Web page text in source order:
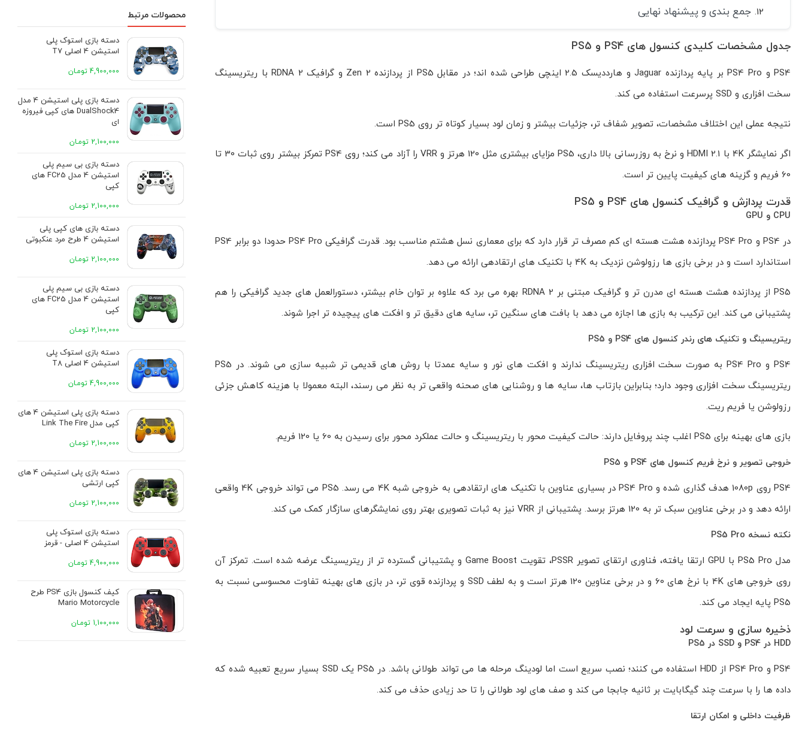
جمع بندی و پیشنهاد نهایی
جدول مشخصات کلیدی کنسول های PS4 و PS5
PS4 و PS4 Pro بر پایه پردازنده Jaguar و هارددیسک 2.5 اینچی طراحی شده اند؛ در مقابل PS5 از پردازنده Zen 2 و گرافیک RDNA 2 با ریتریسینگ
سخت افزاری و SSD پرسرعت استفاده می کند.
نتیجه عملی این اختلاف مشخصات، تصویر شفاف تر، جزئیات بیشتر و زمان لود بسیار کوتاه تر روی PS5 است.
اگر نمایشگر 4K با HDMI 2.1 و نرخ به روزرسانی بالا داری، PS5 مزایای بیشتری مثل 120 هرتز و VRR را آزاد می کند؛ روی PS4 تمرکز بیشتر روی ثبات 30 تا
60 فریم و گزینه های کیفیت پایین تر است.
قدرت پردازش و گرافیک کنسول های PS4 و PS5
CPU و GPU
در PS4 و PS4 Pro پردازنده هشت هسته ای کم مصرف تر قرار دارد که برای معماری نسل هشتم مناسب بود. قدرت گرافیکی PS4 Pro حدودا دو برابر PS4
استاندارد است و در برخی بازی ها رزولوشن نزدیک به 4K با تکنیک های ارتقادهی ارائه می دهد.
PS5 از پردازنده هشت هسته ای مدرن تر و گرافیک مبتنی بر RDNA 2 بهره می برد که علاوه بر توان خام بیشتر، دستورالعمل های جدید گرافیکی را هم
پشتیبانی می کند. این ترکیب به بازی ها اجازه می دهد با بافت های سنگین تر، سایه های دقیق تر و افکت های پیچیده تر اجرا شوند.
ریتریسینگ و تکنیک های رندر کنسول های PS4 و PS5
PS4 و PS4 Pro به صورت سخت افزاری ریتریسینگ ندارند و افکت های نور و سایه عمدتا با روش های قدیمی تر شبیه سازی می شوند. در PS5
ریتریسینگ سخت افزاری وجود دارد؛ بنابراین بازتاب ها، سایه ها و روشنایی های صحنه واقعی تر به نظر می رسند، البته معمولا با هزینه کاهش جزئی
رزولوشن یا فریم ریت.
بازی های بهینه برای PS5 اغلب چند پروفایل دارند: حالت کیفیت محور با ریتریسینگ و حالت عملکرد محور برای رسیدن به 60 یا 120 فریم.
خروجی تصویر و نرخ فریم کنسول های PS4 و PS5
PS4 روی 1080p هدف گذاری شده و PS4 Pro در بسیاری عناوین با تکنیک های ارتقادهی به خروجی شبه 4K می رسد. PS5 می تواند خروجی 4K واقعی
ارائه دهد و در برخی عناوین سبک تر به 120 هرتز برسد. پشتیبانی از VRR نیز به ثبات تصویری بهتر روی نمایشگرهای سازگار کمک می کند.
نکته نسخه PS5 Pro
مدل PS5 Pro با GPU ارتقا یافته، فناوری ارتقای تصویر PSSR، تقویت Game Boost و پشتیبانی گسترده تر از ریتریسینگ عرضه شده است. تمرکز آن
روی خروجی های 4K با نرخ های 60 و در برخی عناوین 120 هرتز است و به لطف SSD و پردازنده قوی تر، در بازی های بهینه تفاوت محسوسی نسبت به
PS5 پایه ایجاد می کند.
ذخیره سازی و سرعت لود
HDD در PS4 و SSD در PS5
PS4 و PS4 Pro از HDD استفاده می کنند؛ نصب سریع است اما لودینگ مرحله ها می تواند طولانی باشد. در PS5 یک SSD بسیار سریع تعبیه شده که
داده ها را با سرعت چند گیگابایت بر ثانیه جابجا می کند و صف های لود طولانی را تا حد زیادی حذف می کند.
ظرفیت داخلی و امکان ارتقا
محصولات مرتبط
دسته بازی استوک پلی
استیشن 4 اصلی T7
4,900,000 تومـان
دسته بازی پلی استیشن 4 مدل
DualShock4 های کپی فیروزه
ای
2,100,000 تومـان
دسته بازی بی سیم پلی
استیشن 4 مدل FC25 های
کپی
2,100,000 تومـان
دسته بازی های کپی پلی
استیشن 4 طرح مرد عنکبوتی
2,100,000 تومـان
دسته بازی بی سیم پلی
استیشن 4 مدل FC25 های
کپی
2,100,000 تومـان
دسته بازی استوک پلی
استیشن 4 اصلی T8
4,900,000 تومـان
دسته بازی پلی استیشن 4 های
کپی مدل Link The Fire
2,100,000 تومـان
دسته بازی پلی استیشن 4 های
کپی ارتشی
2,100,000 تومـان
دسته بازی استوک پلی
استیشن 4 اصلی - قرمز
4,900,000 تومـان
کیف کنسول بازی PS4 طرح
Mario Motorcycle
1,100,000 تومـان